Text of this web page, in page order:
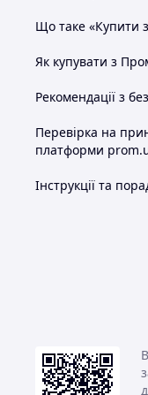
Що таке «Купити
Як купувати з
Рекомендації з
Перевірка на
платформи
Інструкції та